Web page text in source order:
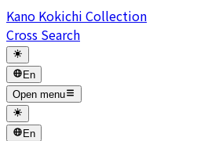
Kano Kokichi Collection
Cross Search
En
Open menu
En